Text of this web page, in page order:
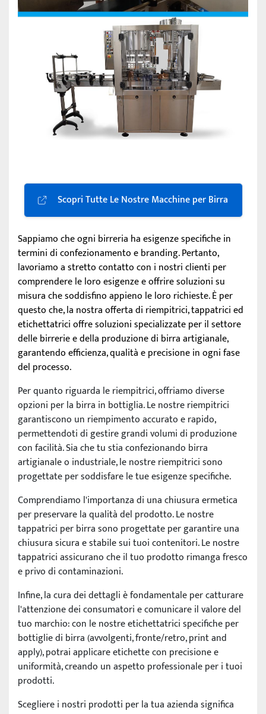
Scopri Tutte Le Nostre Macchine per Birra
Sappiamo che ogni birreria ha esigenze specifiche in
termini di confezionamento e branding. Pertanto,
lavoriamo a stretto contatto con i nostri clienti per
comprendere le loro esigenze e offrire soluzioni su
misura che soddisfino appieno le loro richieste. È per
questo che, la nostra offerta di riempitrici, tappatrici ed
etichettatrici offre soluzioni specializzate per il settore
delle birrerie e della produzione di birra artigianale,
garantendo efficienza, qualità e precisione in ogni fase
del processo.
Per quanto riguarda le riempitrici, offriamo diverse
opzioni per la birra in bottiglia. Le nostre riempitrici
garantiscono un riempimento accurato e rapido,
permettendoti di gestire grandi volumi di produzione
con facilità. Sia che tu stia confezionando birra
artigianale o industriale, le nostre riempitrici sono
progettate per soddisfare le tue esigenze specifiche.
Comprendiamo l'importanza di una chiusura ermetica
per preservare la qualità del prodotto. Le nostre
tappatrici per birra sono progettate per garantire una
chiusura sicura e stabile sui tuoi contenitori. Le nostre
tappatrici assicurano che il tuo prodotto rimanga fresco
e privo di contaminazioni.
Infine, la cura dei dettagli è fondamentale per catturare
l'attenzione dei consumatori e comunicare il valore del
tuo marchio: con le nostre etichettatrici specifiche per
bottiglie di birra (avvolgenti, fronte/retro, print and
apply), potrai applicare etichette con precisione e
uniformità, creando un aspetto professionale per i tuoi
prodotti.
Scegliere i nostri prodotti per la tua azienda significa